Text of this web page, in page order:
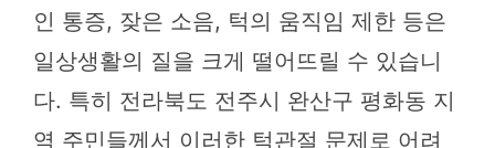
인 통증, 잦은 소음, 턱의 움직임 제한 등은
일상생활의 질을 크게 떨어뜨릴 수 있습니
다. 특히 전라북도 전주시 완산구 평화동 지
역 주민들께서 이러한 턱관절 문제로 어려